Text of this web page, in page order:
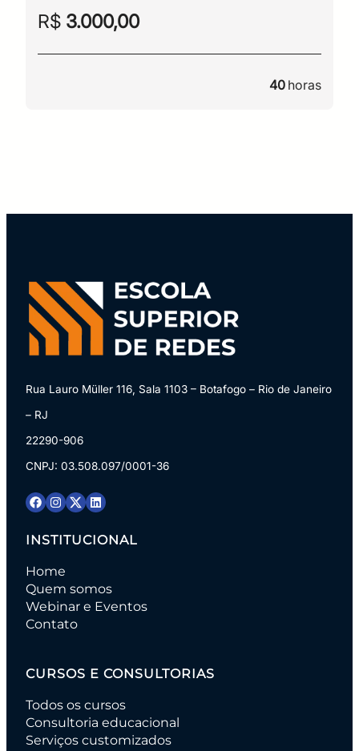
R$ 3.000,00
40 horas
Rua Lauro Müller 116, Sala 1103 – Botafogo – Rio de Janeiro
– RJ
22290-906
CNPJ: 03.508.097/0001-36
INSTITUCIONAL
Home
Quem somos
Webinar e Eventos
Contato
CURSOS E CONSULTORIAS
Todos os cursos
Consultoria educacional
Serviços customizados